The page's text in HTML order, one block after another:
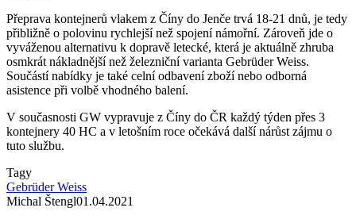
Přeprava kontejnerů vlakem z Číny do Jenče trvá 18-21 dnů, je tedy
přibližně o polovinu rychlejší než spojení námořní. Zároveň jde o
vyváženou alternativu k dopravě letecké, která je aktuálně zhruba
osmkrát nákladnější než železniční varianta Gebrüder Weiss.
Součástí nabídky je také celní odbavení zboží nebo odborná
asistence při volbě vhodného balení.
V současnosti GW vypravuje z Číny do ČR každý týden přes 3
kontejnery 40 HC a v letošním roce očekává další nárůst zájmu o
tuto službu.
Tagy
Gebrüder Weiss
Michal Štengl01.04.2021